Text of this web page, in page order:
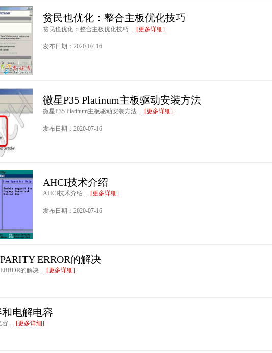
贫民也优化：整合主板优化技巧
贫民也优化：整合主板优化技巧 ... [更多详细]
发布日期：2020-07-16
微星P35 Platinum主板驱动安装方法
微星P35 Platinum主板驱动安装方法 ... [更多详细]
发布日期：2020-07-16
AHCI技术介绍
AHCI技术介绍 ... [更多详细]
发布日期：2020-07-16
ERROR的解决
的解决 ... [更多详细]
电解电容
... [更多详细]